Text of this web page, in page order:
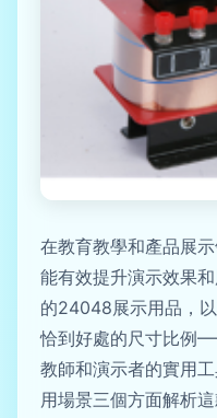
在教育教學和產品展
能有效提升演示效果和
的24048展示用品，
恰到好處的尺寸比例
教師和演示者的實用
用場景三個方面解析這